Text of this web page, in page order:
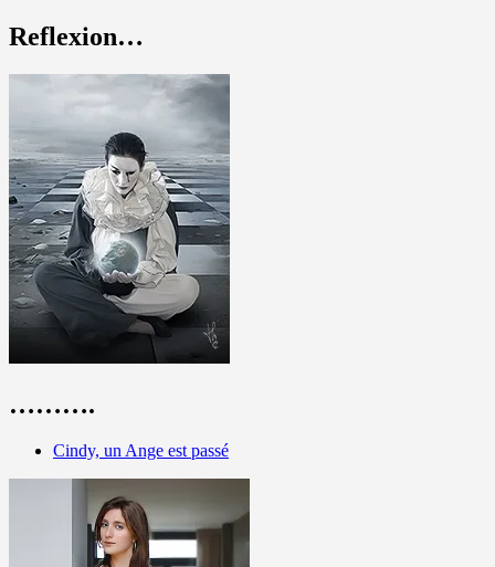
Reflexion…
……….
Cindy, un Ange est passé